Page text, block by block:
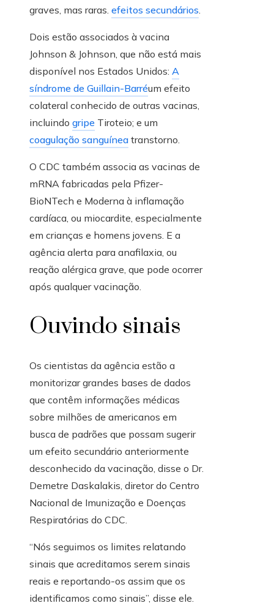
graves, mas raras. efeitos secundários.
Dois estão associados à vacina
Johnson & Johnson, que não está mais
disponível nos Estados Unidos: A
síndrome de Guillain-Barréum efeito
colateral conhecido de outras vacinas,
incluindo gripe Tiroteio; e um
coagulação sanguínea transtorno.
O CDC também associa as vacinas de
mRNA fabricadas pela Pfizer-
BioNTech e Moderna à inflamação
cardíaca, ou miocardite, especialmente
em crianças e homens jovens. E a
agência alerta para anafilaxia, ou
reação alérgica grave, que pode ocorrer
após qualquer vacinação.
Ouvindo sinais
Os cientistas da agência estão a
monitorizar grandes bases de dados
que contêm informações médicas
sobre milhões de americanos em
busca de padrões que possam sugerir
um efeito secundário anteriormente
desconhecido da vacinação, disse o Dr.
Demetre Daskalakis, diretor do Centro
Nacional de Imunização e Doenças
Respiratórias do CDC.
“Nós seguimos os limites relatando
sinais que acreditamos serem sinais
reais e reportando-os assim que os
identificamos como sinais”, disse ele.